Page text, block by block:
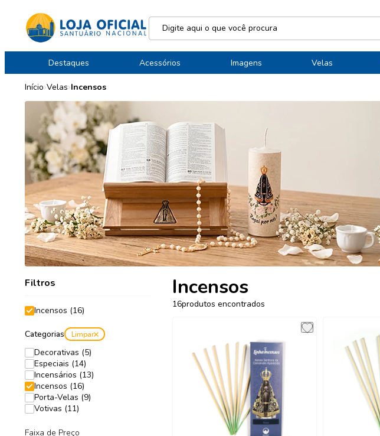
Destaques Acessórios Imagens Velas
Início Velas Incensos
Filtros
Incensos (16)
Categorias Limpar
Decorativas (5)
Especiais (14)
Incensários (13)
Incensos (16)
Porta-Velas (9)
Votivas (11)
Faixa de Preço
Incensos
16produtos encontrados